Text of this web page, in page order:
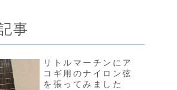
事
リトルマーチンにア
コギ用のナイロン弦
を張ってみました